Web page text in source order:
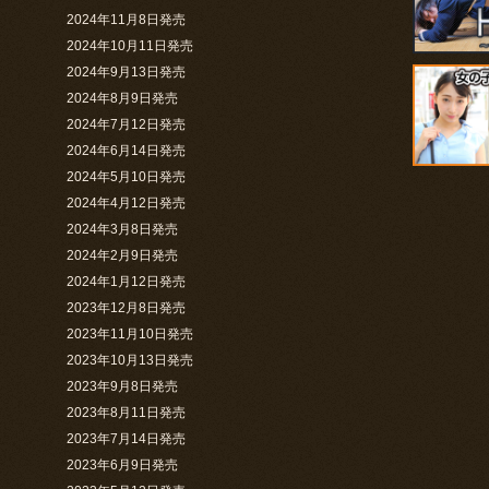
2024年11月8日発売
2024年10月11日発売
2024年9月13日発売
2024年8月9日発売
2024年7月12日発売
2024年6月14日発売
2024年5月10日発売
2024年4月12日発売
2024年3月8日発売
2024年2月9日発売
2024年1月12日発売
2023年12月8日発売
2023年11月10日発売
2023年10月13日発売
2023年9月8日発売
2023年8月11日発売
2023年7月14日発売
2023年6月9日発売